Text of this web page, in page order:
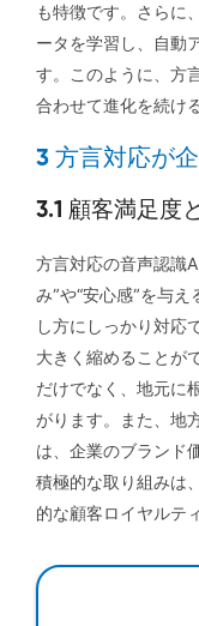
も特徴です。さらに
ータを学習し、自動
す。このように、方
合わせて進化を続け
3 方言対応が
3.1 顧客満足度
方言対応の音声認識
み”や“安心感”を与
し方にしっかり対応
大きく縮めることが
だけでなく、地元に
がります。また、地
は、企業のブランド
積極的な取り組みは
的な顧客ロイヤルテ